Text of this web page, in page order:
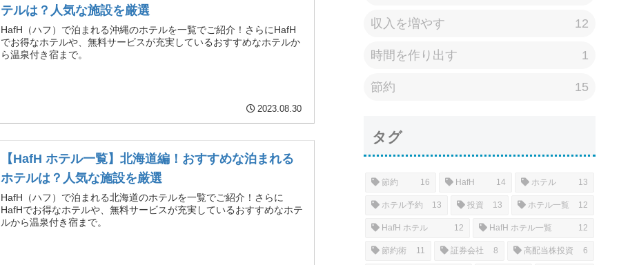
テルは？人気な施設を厳選
HafH（ハフ）で泊まれる沖縄のホテルを一覧でご紹介！さらにHafH
でお得なホテルや、無料サービスが充実しているおすすめなホテルか
ら温泉付き宿まで。
2023.08.30
【HafH ホテル一覧】北海道編！おすすめな泊まれる
ホテルは？人気な施設を厳選
HafH（ハフ）で泊まれる北海道のホテルを一覧でご紹介！さらに
HafHでお得なホテルや、無料サービスが充実しているおすすめなホテ
ルから温泉付き宿まで。
収入を増やす 12
時間を作り出す 1
節約 15
タグ
節約 16 HafH 14 ホテル 13
ホテル予約 13 投資 13 ホテル一覧 12
HafH ホテル 12 HafH ホテル一覧 12
節約術 11 証券会社 8 高配当株投資 6